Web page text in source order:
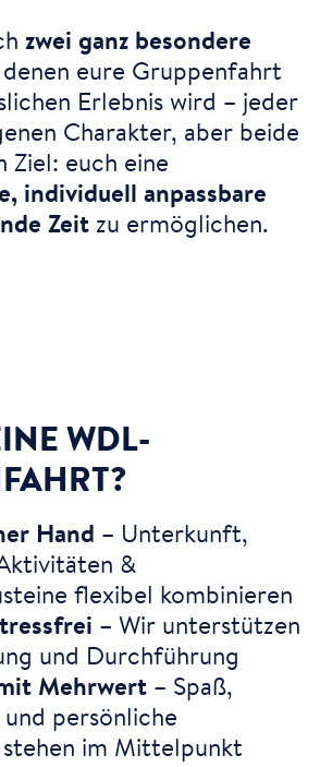
zwei ganz besondere
eure Gruppenfahrt
Erlebnis wird – jeder
Charakter, aber beide
Ziel: euch eine
individuell anpassbare
Zeitzu ermöglichen.
WDL-
Hand – Unterkunft,
&
flexibel kombinieren
– Wir unterstützen
und Durchführung
Mehrwert– Spaß,
persönliche
im Mittelpunkt